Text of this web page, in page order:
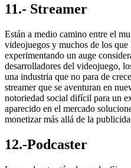
11.- Streamer
Están a medio camino entre el
videojuegos y muchos de los
experimentando un auge
desarrolladores del videojuego,
una industria que no para de
streamer que se aventuran en
notoriedad social difícil para un
aparecido en el mercado
monetizar más allá de la
12.-Podcaster